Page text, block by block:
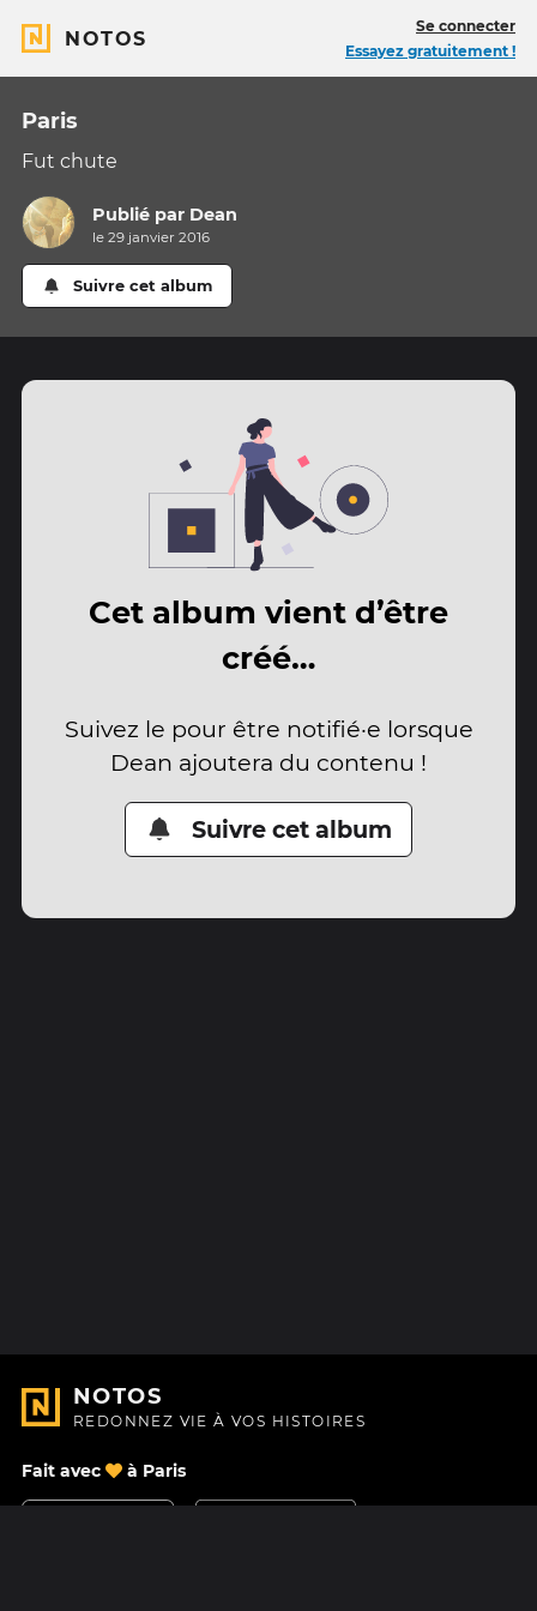
NOTOS
Se connecter
Essayez gratuitement !
Paris
Fut chute
Publié par Dean
le 29 janvier 2016
Suivre cet album
Cet album vient d’être
créé…
Suivez le pour être notifié·e lorsque
Dean ajoutera du contenu !
Suivre cet album
NOTOS
REDONNEZ VIE À VOS HISTOIRES
Fait avec à Paris